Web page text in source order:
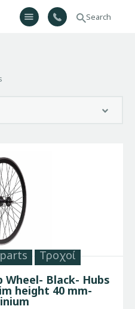
Τροχοί
Wheel- Black- Hubs
height 40 mm-